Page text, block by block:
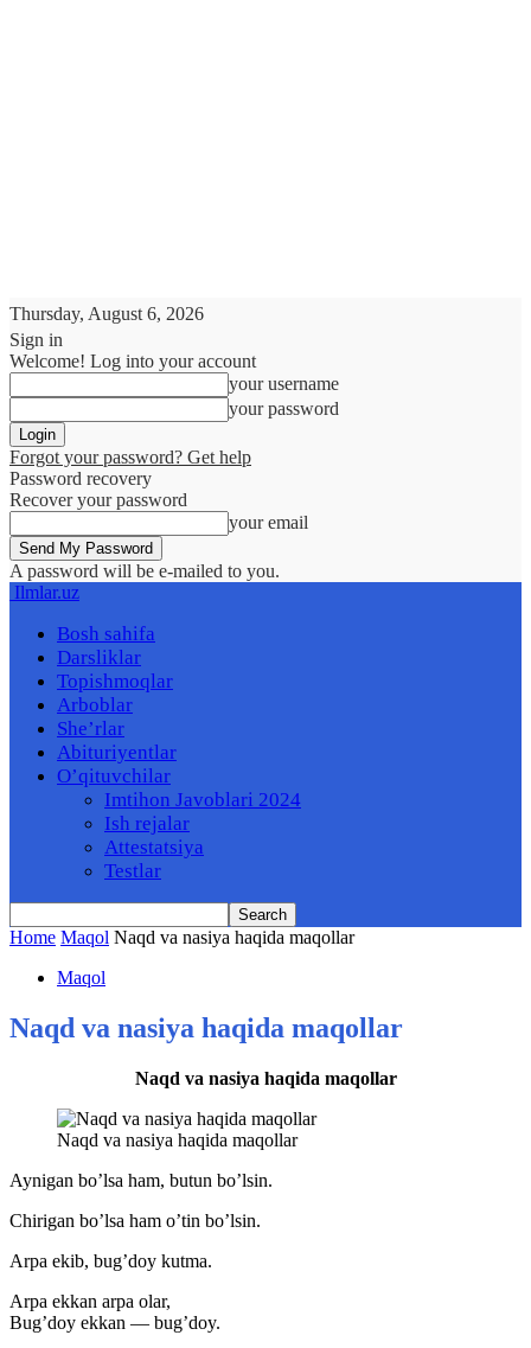
Thursday, August 6, 2026
Sign in
Welcome! Log into your account
your username
your password
Forgot your password? Get help
Password recovery
Recover your password
your email
A password will be e-mailed to you.
Ilmlar.uz
Bosh sahifa
Darsliklar
Topishmoqlar
Arboblar
She’rlar
Abituriyentlar
O’qituvchilar
Imtihon Javoblari 2024
Ish rejalar
Attestatsiya
Testlar
Home Maqol Naqd va nasiya haqida maqollar
Maqol
Naqd va nasiya haqida maqollar
Naqd va nasiya haqida maqollar
Naqd va nasiya haqida maqollar
Aynigan bo’lsa ham, butun bo’lsin.
Chirigan bo’lsa ham o’tin bo’lsin.
Arpa ekib, bug’doy kutma.
Arpa ekkan arpa olar,
Bug’doy ekkan — bug’doy.